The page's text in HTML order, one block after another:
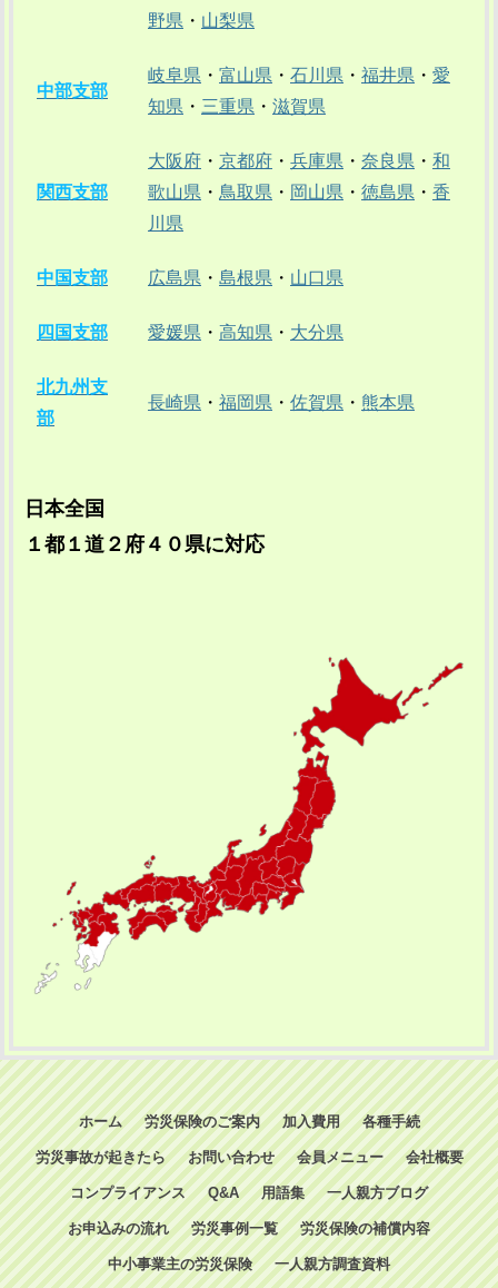
野県 ・ 山梨県
中部支部
岐阜県 ・ 富山県 ・ 石川県 ・ 福井県 ・ 愛
知県 ・ 三重県 ・ 滋賀県
関西支部
大阪府 ・ 京都府 ・ 兵庫県 ・ 奈良県 ・ 和
歌山県 ・ 鳥取県 ・ 岡山県 ・ 徳島県 ・ 香
川県
中国支部 広島県 ・ 島根県 ・ 山口県
四国支部 愛媛県 ・ 高知県 ・ 大分県
北九州支
部
長崎県 ・ 福岡県 ・ 佐賀県 ・ 熊本県
日本全国
１都１道２府４０県に対応
ホーム 労災保険のご案内 加入費用 各種手続
労災事故が起きたら お問い合わせ 会員メニュー 会社概要
コンプライアンス Q&A 用語集 一人親方ブログ
お申込みの流れ 労災事例一覧 労災保険の補償内容
中小事業主の労災保険 一人親方調査資料